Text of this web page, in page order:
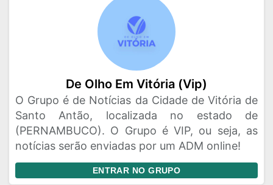
De Olho Em Vitória (Vip)
O Grupo é de Notícias da Cidade de Vitória de
Santo Antão, localizada no estado de
(PERNAMBUCO). O Grupo é VIP, ou seja, as
notícias serão enviadas por um ADM online!
ENTRAR NO GRUPO